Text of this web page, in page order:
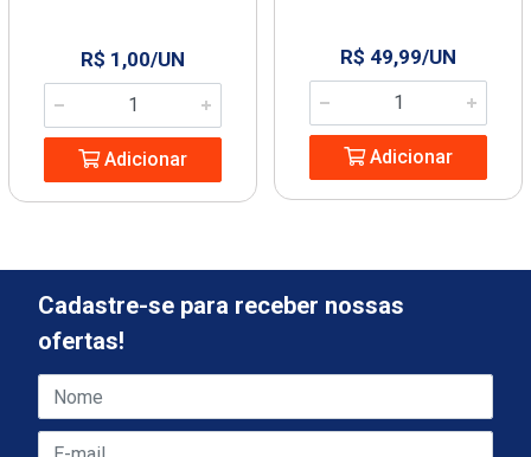
R$ 1,00/UN
Adicionar
R$ 49,99/UN
Adicionar
Cadastre-se para receber nossas
ofertas!